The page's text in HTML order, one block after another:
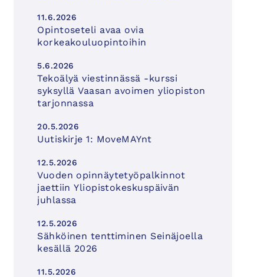
11.6.2026
Opintoseteli avaa ovia
korkeakouluopintoihin
5.6.2026
Tekoälyä viestinnässä -kurssi
syksyllä Vaasan avoimen yliopiston
tarjonnassa
20.5.2026
Uutiskirje 1: MoveMAYnt
12.5.2026
Vuoden opinnäytetyöpalkinnot
jaettiin Yliopistokeskuspäivän
juhlassa
12.5.2026
Sähköinen tenttiminen Seinäjoella
kesällä 2026
11.5.2026